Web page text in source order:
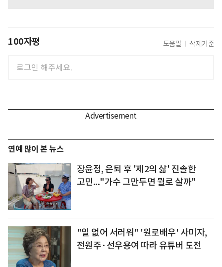
100자평 도움말 삭제기준
연예 많이 본 뉴스
장윤정, 은퇴 후 '제2의 삶' 진솔한
고민..."가수 그만두면 뭘로 살까"
"일 없어 서러워" '원로배우' 사미자,
전원주·선우용여 따라 유튜버 도전